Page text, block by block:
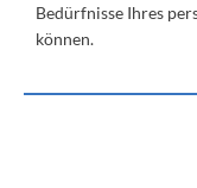
Bedürfnisse Ihres
können.